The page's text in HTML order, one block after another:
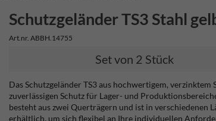
Schutzgeländer TS3 Stahl
Art.nr. ABBH.14755
Set von 2 Stück
Das Schutzgeländer TS3 aus hochwertigem, verzinktem
zuverlässigen Schutz für Lager- und
besteht aus zwei Querträgern und ist in verschiedenen
erhältlich, um sich flexibel an Ihre individuellen